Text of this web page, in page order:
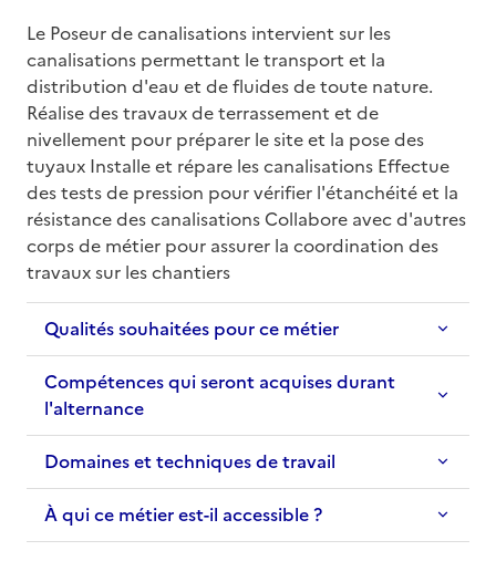
Le Poseur de canalisations intervient sur les
canalisations permettant le transport et la
distribution d'eau et de fluides de toute nature.
Réalise des travaux de terrassement et de
nivellement pour préparer le site et la pose des
tuyaux Installe et répare les canalisations Effectue
des tests de pression pour vérifier l'étanchéité et la
résistance des canalisations Collabore avec d'autres
corps de métier pour assurer la coordination des
travaux sur les chantiers
Qualités souhaitées pour ce métier
Compétences qui seront acquises durant
l'alternance
Domaines et techniques de travail
À qui ce métier est-il accessible ?